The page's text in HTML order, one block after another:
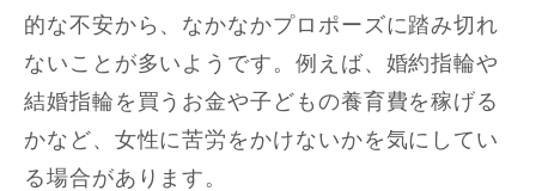
的な不安から、なかなかプロポーズに踏み切れ
ないことが多いようです。例えば、婚約指輪や
結婚指輪を買うお金や子どもの養育費を稼げる
かなど、女性に苦労をかけないかを気にしてい
る場合があります。